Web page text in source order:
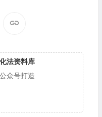
法资料库
众号打造